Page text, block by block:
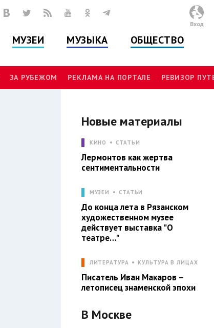
МУЗЕИ МУЗЫКА ОБЩЕСТВО
Вход
ЗА РУБЕЖОМ РЕКЛАМА НА ПОРТАЛЕ РЕВИЗОР
Новые материалы
КИНО СТАТЬИ
Лермонтов как жертва
сентиментальности
МУЗЕИ СТАТЬИ
До конца лета в Рязанском
художественном музее
действует выставка "О
театре…"
ЛИТЕРАТУРА КУЛЬТУРА В ЛИЦАХ
Писатель Иван Макаров –
летописец знаменской эпохи
В Москве